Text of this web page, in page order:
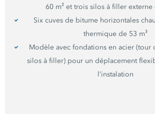
60 m² et trois silos à filler externe
Six cuves de bitume horizontales
thermique de 53 m³
Modèle avec fondations en acier (tour
silos à filler) pour un déplacement
l’instalation